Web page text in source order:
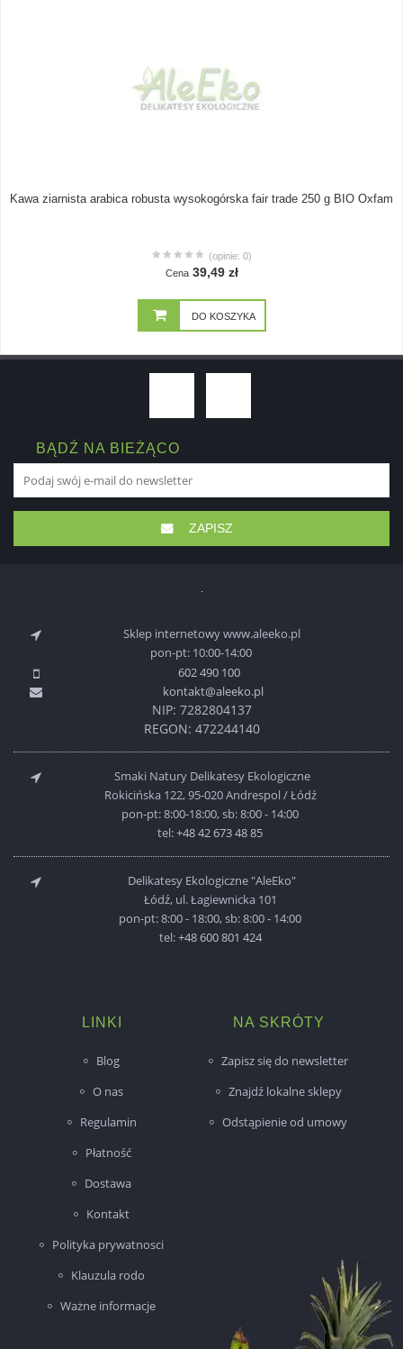
Kawa ziarnista arabica robusta wysokogórska fair trade 250 g BIO Oxfam
(opinie: 0)
Cena 39,49 zł
DO KOSZYKA
BĄDŹ NA BIEŻĄCO
ZAPISZ
Sklep internetowy www.aleeko.pl
pon-pt: 10:00-14:00
602 490 100
kontakt@aleeko.pl
NIP: 7282804137
REGON: 472244140
Smaki Natury Delikatesy Ekologiczne
Rokicińska 122, 95-020 Andrespol / Łódź
pon-pt: 8:00-18:00, sb: 8:00 - 14:00
tel:+48 42 673 48 85
Delikatesy Ekologiczne "AleEko"
Łódź, ul. Łagiewnicka 101
pon-pt: 8:00 - 18:00, sb: 8:00 - 14:00
tel:+48 600 801 424
LINKI
Blog
O nas
Regulamin
Płatność
Dostawa
Kontakt
Polityka prywatnosci
Klauzula rodo
Ważne informacje
NA SKRÓTY
Zapisz się do newsletter
Znajdź lokalne sklepy
Odstąpienie od umowy